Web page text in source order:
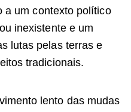
a um contexto político
inexistente e um
lutas pelas terras e
tradicionais.
lento das mudas